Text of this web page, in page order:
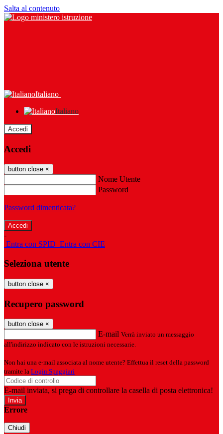
Salta al contenuto
Italiano
Italiano
Accedi
Accedi
button close ×
Nome Utente
Password
Password dimenticata?
-
Entra con SPID Entra con CIE
Seleziona utente
button close ×
Recupero password
button close ×
E-mail Verrà inviato un messaggio
all'indirizzo indicato con le istruzioni necessarie.
Non hai una e-mail associata al nome utente? Effettua il reset della password
tramite la Login Spaggiari
E-mail inviata, si prega di controllare la casella di posta elettronica!
Errore
Chiudi